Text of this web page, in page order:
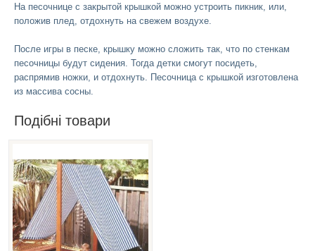
​На песочнице с закрытой крышкой можно устроить пикник, или,
положив плед, отдохнуть на свежем воздухе.
После игры в песке, крышку можно сложить так, что по стенкам
песочницы будут сидения. Тогда детки смогут посидеть,
распрямив ножки, и отдохнуть.
Песочница с крышкой изготовлена
из массива сосны.
Подібні товари